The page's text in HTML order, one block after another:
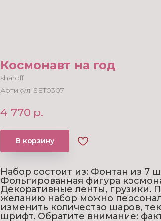
Космонавт на год
sharoff
Артикул: SET0307
4 770 р.
В корзину
Набор состоит из: Фонтан из 7
Фольгированная фигура
Декоративные ленты, грузики.
желанию набор можно
изменить количество шаров,
шрифт. Обратите внимание: